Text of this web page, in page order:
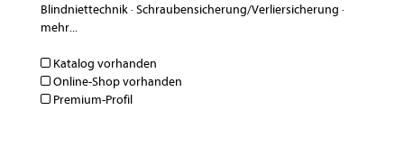
Blindniettechnik·Schraubensicherung/Verliersicherung ·
mehr...
Katalog vorhanden
Online-Shop vorhanden
Premium-Profil